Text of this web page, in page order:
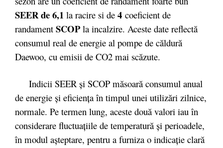
SEER de 6,1 la racire si de 4 coeficient de
randament SCOPla incalzire. Aceste date reflectă
consumul real de energie al pompe de căldură
Daewoo, cu emisii de CO2 mai scăzute.
Indicii SEER şi SCOP măsoară consumul anual
de energie şi eficienţa în timpul unei utilizări zilnice,
normale. Pe termen lung, aceste două valori iau în
considerare fluctuaţiile de temperatură şi perioadele,
în modul aşteptare, pentru a furniza o indicaţie clară